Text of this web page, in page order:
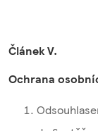
Článek V.
Ochrana